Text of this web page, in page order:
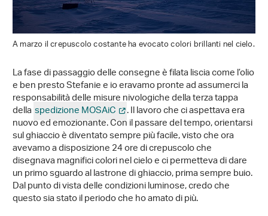
A marzo il crepuscolo costante ha evocato colori brillanti nel cielo.
La fase di passaggio delle consegne è filata liscia come l’olio
e ben presto Stefanie e io eravamo pronte ad assumerci la
responsabilità delle misure nivologiche della terza tappa
dellaspedizione MOSAiC . Il lavoro che ci aspettava era
nuovo ed emozionante. Con il passare del tempo, orientarsi
sul ghiaccio è diventato sempre più facile, visto che ora
avevamo a disposizione 24 ore di crepuscolo che
disegnava magnifici colori nel cielo e ci permetteva di dare
un primo sguardo al lastrone di ghiaccio, prima sempre buio.
Dal punto di vista delle condizioni luminose, credo che
questo sia stato il periodo che ho amato di più.